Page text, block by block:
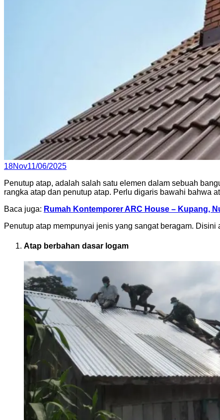
Posted
18Nov11/06/2025
Penutup atap, adalah salah satu elemen dalam sebuah
rangka atap dan penutup atap. Perlu digaris bawahi bahwa
Baca juga: Rumah Kontemporer ARC House – Kupang,
Penutup atap mempunyai jenis yang sangat beragam.
Atap berbahan dasar logam